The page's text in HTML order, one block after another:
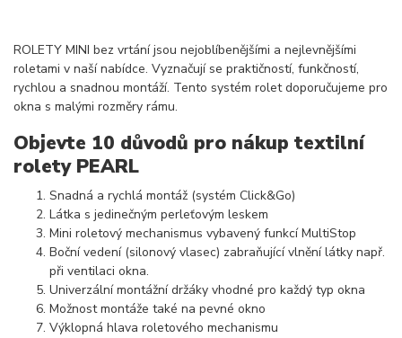
ROLETY MINI bez vrtání jsou nejoblíbenějšími a nejlevnějšími
roletami v naší nabídce. Vyznačují se praktičností, funkčností,
rychlou a snadnou montáží. Tento systém rolet doporučujeme pro
okna s malými rozměry rámu.
Objevte 10 důvodů pro nákup textilní
rolety PEARL
Snadná a rychlá montáž (systém Click&Go)
Látka s jedinečným perleťovým leskem
Mini roletový mechanismus vybavený funkcí MultiStop
Boční vedení (silonový vlasec) zabraňující vlnění látky např.
při ventilaci okna.
Univerzální montážní držáky vhodné pro každý typ okna
Možnost montáže také na pevné okno
Výklopná hlava roletového mechanismu